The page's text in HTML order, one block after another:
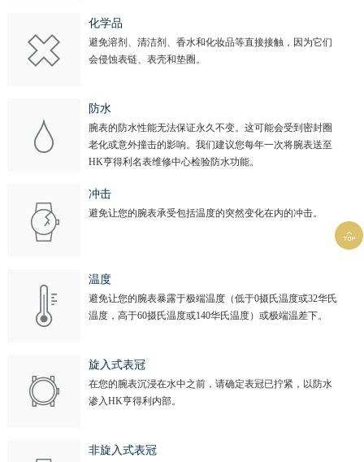
化学品
避免溶剂、清洁剂、香水和化妆品等直接接触，因为它们
会侵蚀表链、表壳和垫圈。
防水
腕表的防水性能无法保证永久不变。这可能会受到密封圈
老化或意外撞击的影响。我们建议您每年一次将腕表送至
HK亨得利名表维修中心检验防水功能。
冲击
避免让您的腕表承受包括温度的突然变化在内的冲击。
温度
避免让您的腕表暴露于极端温度（低于0摄氏温度或32华氏
温度，高于60摄氏温度或140华氏温度）或极端温差下。
旋入式表冠
在您的腕表沉浸在水中之前，请确定表冠已拧紧，以防水
渗入HK亨得利内部。
非旋入式表冠
